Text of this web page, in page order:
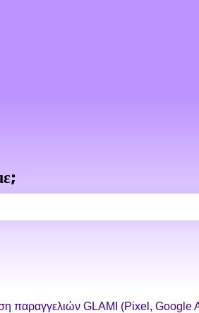
παραγγελιών GLAMI (Pixel, Google